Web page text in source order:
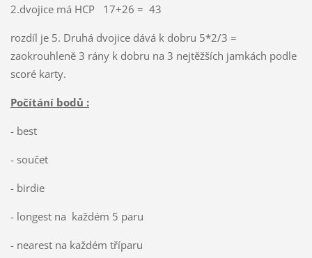
2.dvojice má HCP 17+26 = 43
rozdíl je 5. Druhá dvojice dává k dobru 5*2/3 =
zaokrouhleně 3 rány k dobru na 3 nejtěžších jamkách podle
scoré karty.
Počítání bodů :
- best
- součet
- birdie
- longest na každém 5 paru
- nearest na každém tříparu